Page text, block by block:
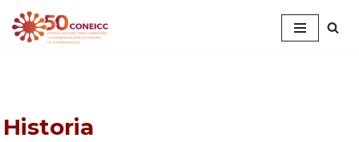
Saltar
Historia